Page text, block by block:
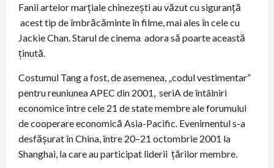
Fanii artelor marțiale chinezești au văzut cu siguranță
acest tip de îmbrăcăminte în filme, mai ales în cele cu
Jackie Chan. Starul de cinema adora să poarte această
ținută.
Costumul Tang a fost, de asemenea, „codul vestimentar”
pentru reuniunea APEC din 2001, seriA de întâlniri
economice între cele 21 de state membre ale forumului
de cooperare economică Asia-Pacific. Evenimentul s-a
desfășurat în China, între 20–21 octombrie 2001 la
Shanghai, la care au participat liderii țărilor membre.